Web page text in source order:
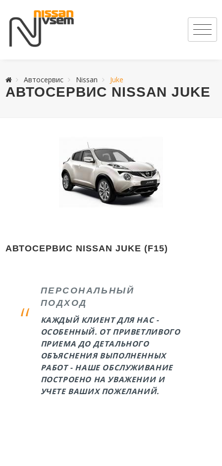
Автосервис Nissan Juke
АВТОСЕРВИС NISSAN JUKE
АВТОСЕРВИС NISSAN JUKE (F15)
ПЕРСОНАЛЬНЫЙ
ПОДХОД
КАЖДЫЙ КЛИЕНТ ДЛЯ НАС -
ОСОБЕННЫЙ. ОТ ПРИВЕТЛИВОГО
ПРИЕМА ДО ДЕТАЛЬНОГО
ОБЪЯСНЕНИЯ ВЫПОЛНЕННЫХ
РАБОТ - НАШЕ ОБСЛУЖИВАНИЕ
ПОСТРОЕНО НА УВАЖЕНИИ И
УЧЕТЕ ВАШИХ ПОЖЕЛАНИЙ.